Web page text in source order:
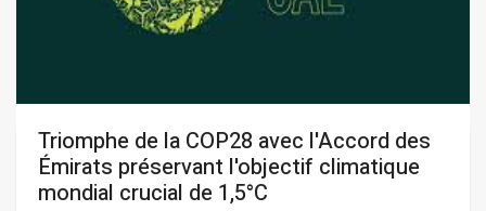
Triomphe de la COP28 avec l'Accord des
Émirats préservant l'objectif climatique
mondial crucial de 1,5°C